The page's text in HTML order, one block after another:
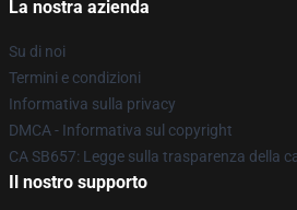
La nostra azienda
Su di noi
Termini e condizioni
Informativa sulla privacy
DMCA - Informativa sul copyright
CA SB657: Legge sulla trasparenza della
Il nostro supporto